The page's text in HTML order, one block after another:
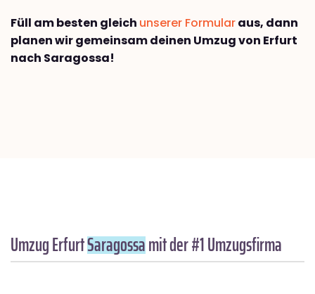
Füll am besten gleich unserer Formularaus, dann
planen wir gemeinsam deinen Umzug von Erfurt
nach Saragossa!
Umzug ErfurtSaragossamit der #1 Umzugsfirma